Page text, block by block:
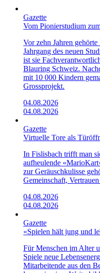
Gazette
Vom Pionierstudium
Vor zehn Jahren
Jahrgang des neuen
ist sie
Blauring Schweiz.
mit 10 000 Kindern
Grossprojekt.
04.08.2026
04.08.2026
Gazette
Virtuelle Tore als
In Fislisbach trifft man
aufheulende
zur Geräuschkulisse
Gemeinschaft,
04.08.2026
04.08.2026
Gazette
«Spielen hält jung und
Für Menschen im Alter
Spiele neue
Mitarbeitende aus den